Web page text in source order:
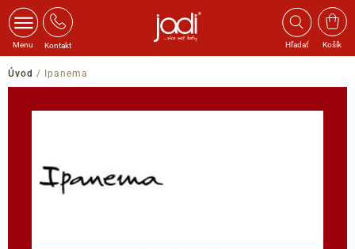
Menu Kontakt Hľadať Košík
Úvod / Ipanema